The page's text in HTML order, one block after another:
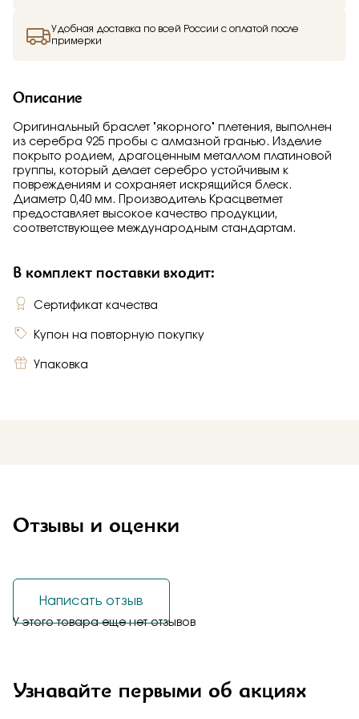
Удобная доставка по всей России с оплатой после
примерки
Описание
Оригинальный браслет "якорного" плетения, выполнен
из серебра 925 пробы с алмазной гранью. Изделие
покрыто родием, драгоценным металлом платиновой
группы, который делает серебро устойчивым к
повреждениям и сохраняет искрящийся блеск.
Диаметр 0,40 мм. Производитель Красцветмет
предоставляет высокое качество продукции,
соответствующее международным стандартам.
В комплект поставки входит:
Сертификат качества
Купон на повторную покупку
Упаковка
Отзывы и оценки
У этого товара еще нет отзывов
Написать отзыв
Узнавайте первыми об акциях